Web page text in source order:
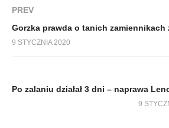
PREV
9 STYCZNIA 2020
9